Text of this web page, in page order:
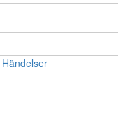
Händelser